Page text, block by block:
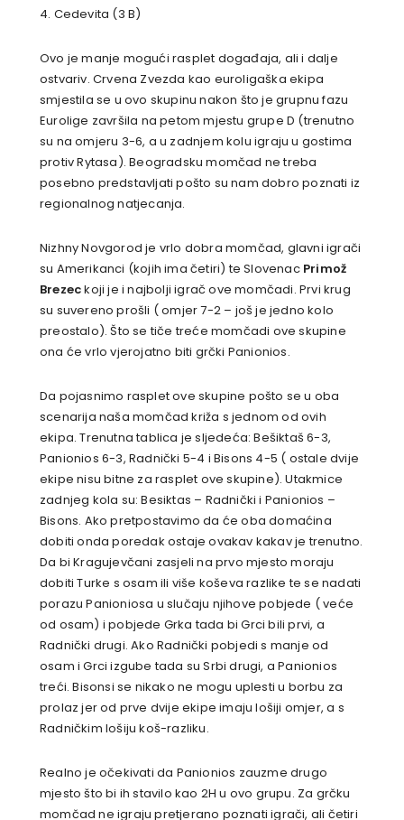
4. Cedevita (3 B)
Ovo je manje mogući rasplet događaja, ali i dalje
ostvariv. Crvena Zvezda kao euroligaška ekipa
smjestila se u ovo skupinu nakon što je grupnu fazu
Eurolige završila na petom mjestu grupe D (trenutno
su na omjeru 3-6, a u zadnjem kolu igraju u gostima
protiv Rytasa). Beogradsku momčad ne treba
posebno predstavljati pošto su nam dobro poznati iz
regionalnog natjecanja.
Nizhny Novgorod je vrlo dobra momčad, glavni igrači
su Amerikanci (kojih ima četiri) te Slovenac Primož
Brezeckoji je i najbolji igrač ove momčadi. Prvi krug
su suvereno prošli ( omjer 7-2 – još je jedno kolo
preostalo). Što se tiče treće momčadi ove skupine
ona će vrlo vjerojatno biti grčki Panionios.
Da pojasnimo rasplet ove skupine pošto se u oba
scenarija naša momčad križa s jednom od ovih
ekipa. Trenutna tablica je sljedeća: Bešiktaš 6-3,
Panionios 6-3, Radnički 5-4 i Bisons 4-5 ( ostale dvije
ekipe nisu bitne za rasplet ove skupine). Utakmice
zadnjeg kola su: Besiktas – Radnički i Panionios –
Bisons. Ako pretpostavimo da će oba domaćina
dobiti onda poredak ostaje ovakav kakav je trenutno.
Da bi Kragujevčani zasjeli na prvo mjesto moraju
dobiti Turke s osam ili više koševa razlike te se nadati
porazu Panioniosa u slučaju njihove pobjede ( veće
od osam) i pobjede Grka tada bi Grci bili prvi, a
Radnički drugi. Ako Radnički pobjedi s manje od
osam i Grci izgube tada su Srbi drugi, a Panionios
treći. Bisonsi se nikako ne mogu uplesti u borbu za
prolaz jer od prve dvije ekipe imaju lošiji omjer, a s
Radničkim lošiju koš-razliku.
Realno je očekivati da Panionios zauzme drugo
mjesto što bi ih stavilo kao 2H u ovo grupu. Za grčku
momčad ne igraju pretjerano poznati igrači, ali četiri